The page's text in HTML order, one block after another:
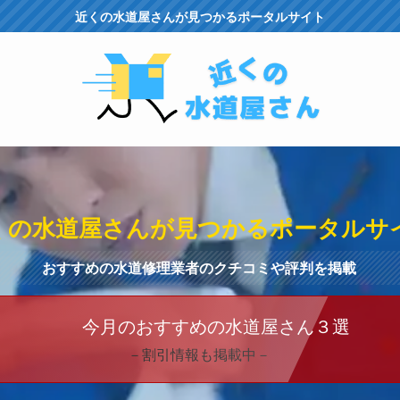
近くの水道屋さんが見つかるポータルサイト
の水道屋さんが見つかるポータルサ
おすすめの水道修理業者のクチコミや評判を掲載
今月のおすすめの水道屋さん３選
－割引情報も掲載中－